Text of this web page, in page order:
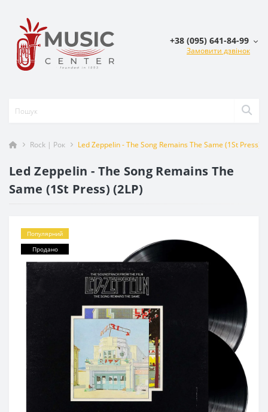
+38 (095) 641-84-99
Замовити дзвінок
Rock | Рок Led Zeppelin - The Song Remains The Same (1St Press)
Led Zeppelin - The Song Remains The
Same (1St Press) (2LP)
Популярний
Продано